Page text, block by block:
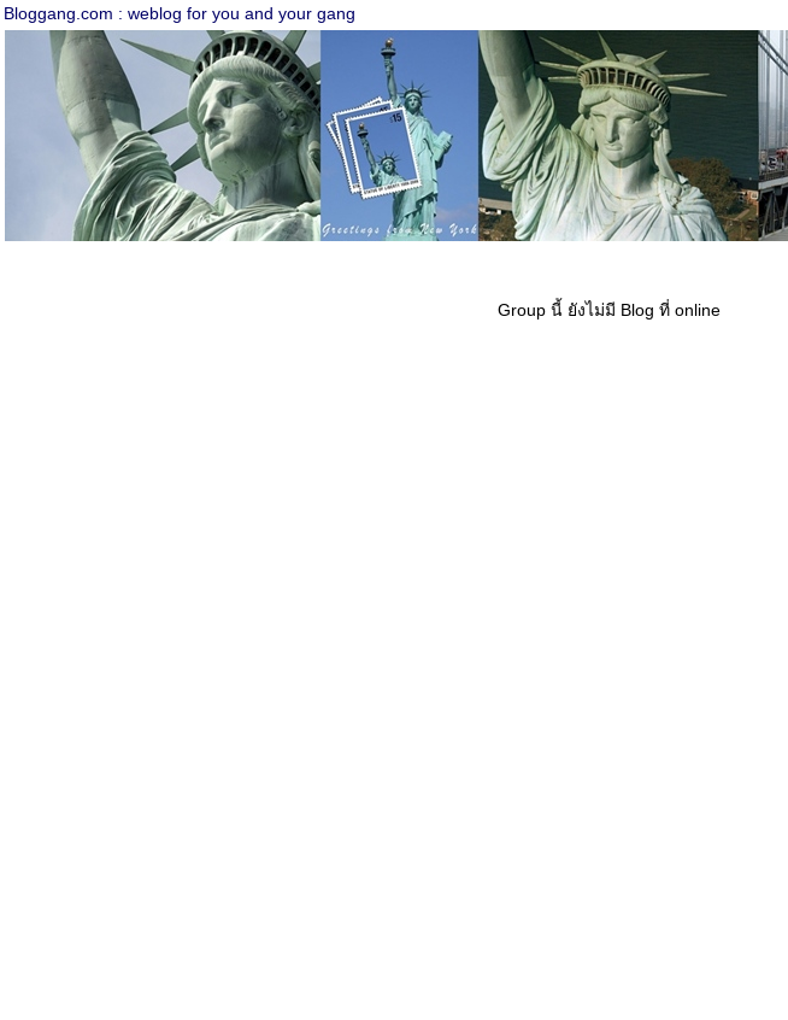
Bloggang.com : weblog for you and your gang
Group นี้ ยังไม่มี Blog ที่ online